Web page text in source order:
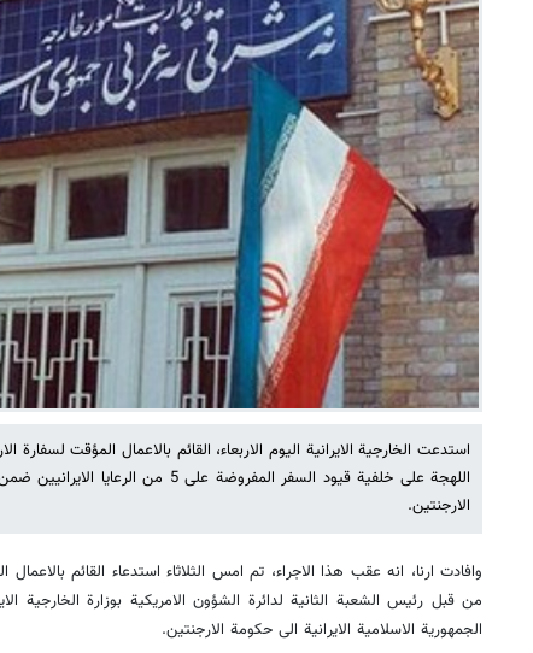
استدعت الخارجية الايرانية اليوم الاربعاء، القائم بالاعمال المؤقت
اللهجة على خلفية قيود السفر المفروضة
الارجنتين.
وافادت ارنا، انه عقب هذا الاجراء، تم امس الثلاثاء استدعاء القائم
من قبل رئيس الشعبة الثانية لدائرة الشؤون الامريكية بوزارة الخارجية
الجمهورية الاسلامية الايرانية الى حكومة الارجنتين.